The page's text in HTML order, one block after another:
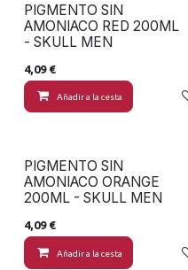
PIGMENTO SIN
AMONIACO RED 200ML
- SKULL MEN
4,09€
Añadir a la cesta
PIGMENTO SIN
AMONIACO ORANGE
200ML - SKULL MEN
4,09€
Añadir a la cesta